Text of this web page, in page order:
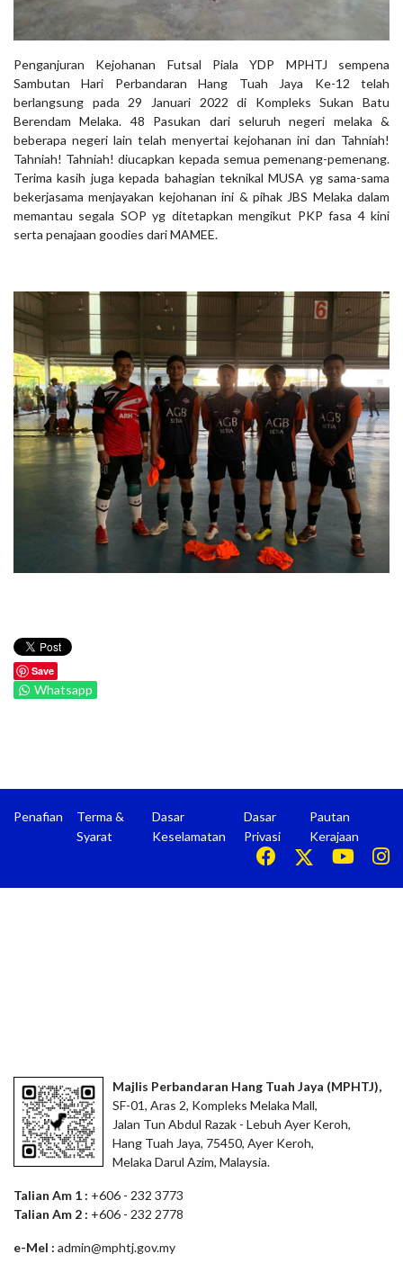
Penganjuran Kejohanan Futsal Piala YDP MPHTJ sempena
Sambutan Hari Perbandaran Hang Tuah Jaya Ke-12 telah
berlangsung pada 29 Januari 2022 di Kompleks Sukan Batu
Berendam Melaka. 48 Pasukan dari seluruh negeri melaka &
beberapa negeri lain telah menyertai kejohanan ini dan Tahniah!
Tahniah! Tahniah! diucapkan kepada semua pemenang-pemenang.
Terima kasih juga kepada bahagian teknikal MUSA yg sama-sama
bekerjasama menjayakan kejohanan ini & pihak JBS Melaka dalam
memantau segala SOP yg ditetapkan mengikut PKP fasa 4 kini
serta penajaan goodies dari MAMEE.
Save
Whatsapp
Penafian
Terma &
Syarat
Dasar
Keselamatan
Dasar
Privasi
Pautan
Kerajaan
Majlis Perbandaran Hang Tuah Jaya (MPHTJ),
SF-01, Aras 2, Kompleks Melaka Mall,
Jalan Tun Abdul Razak - Lebuh Ayer Keroh,
Hang Tuah Jaya, 75450, Ayer Keroh,
Melaka Darul Azim, Malaysia.
Talian Am 1 : +606 - 232 3773
Talian Am 2 : +606 - 232 2778
e-Mel : admin@mphtj.gov.my